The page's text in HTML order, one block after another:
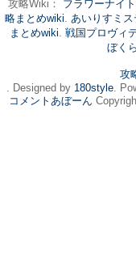
攻略Wiki： フラワーナイ
略まとめwiki. あいりすミ
まとめwiki. 戦国プロヴィ
ぼく
攻
. Designed by 180style.
コメントあぼーん